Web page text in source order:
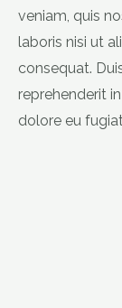
dolore eu